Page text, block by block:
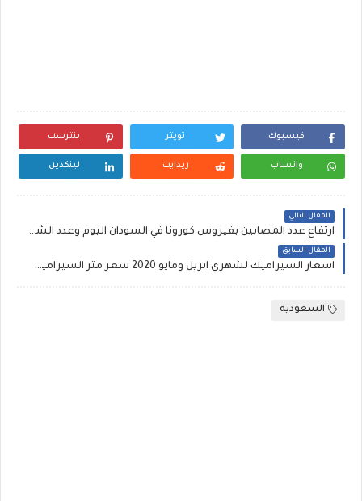
فيسبوك تويتر بنترست
واتساب ريدايت لينكدين
المقال التالي
ارتفاع عدد المصابين بفيروس كورونا في السودان اليوم وعدد الشفاء والوفيات حتى الآن
المقال السابق
اسعار السيراميك لشهري ابريل ومايو 2020 سعر متر السيراميك فرز أول وثاني والثالث 240 مليون متر بلاط
السعودية